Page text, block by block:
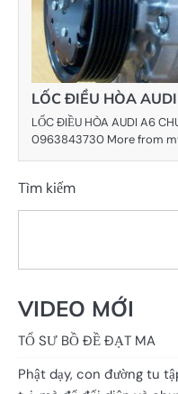
LỐC ĐIỀU HÒA
LỐC ĐIỀU HÒA AUDI A6
0963843730 More from
Tìm kiếm
VIDEO MỚI
TỔ SƯ BỒ ĐỀ ĐẠT MA
Phật dạy, con đường tu